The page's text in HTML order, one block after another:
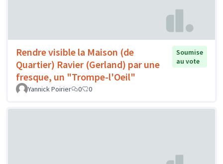
Rendre visible la Maison (de
Quartier) Ravier (Gerland) par une
fresque, un "Trompe-l'Oeil"
Soumise
au vote
Yannick Poirier 0 0